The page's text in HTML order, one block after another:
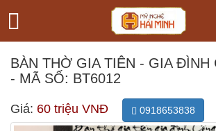
BÀN THỜ GIA TIÊN - GIA ĐÌNH
- MÃ SỐ: BT6012
Giá: 60 triệu VNĐ 0918653838